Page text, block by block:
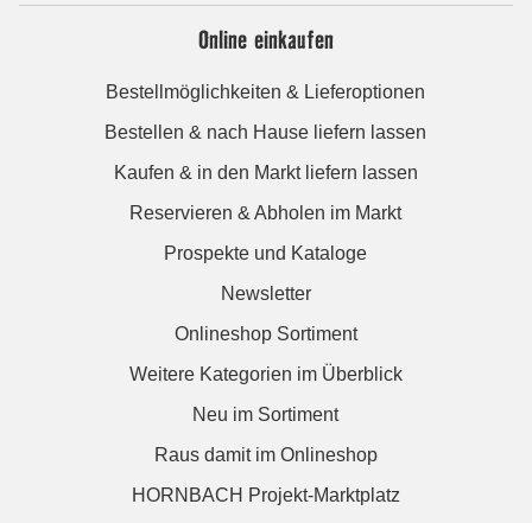
Online einkaufen
Bestellmöglichkeiten & Lieferoptionen
Bestellen & nach Hause liefern lassen
Kaufen & in den Markt liefern lassen
Reservieren & Abholen im Markt
Prospekte und Kataloge
Newsletter
Onlineshop Sortiment
Weitere Kategorien im Überblick
Neu im Sortiment
Raus damit im Onlineshop
HORNBACH Projekt-Marktplatz